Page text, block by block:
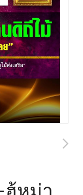
หม่า